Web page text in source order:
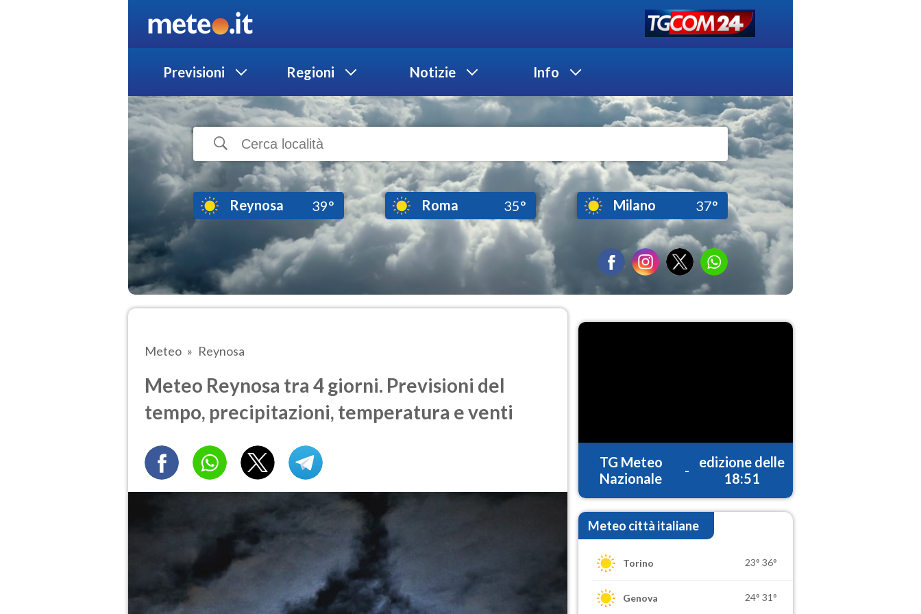
Previsioni Regioni Notizie Info
Reynosa 39° Roma 35° Milano 37°
Meteo Reynosa
Meteo Reynosa tra 4 giorni. Previsioni del
tempo, precipitazioni, temperatura e venti
TG Meteo
Nazionale
-
edizione delle
18:51
Meteo città italiane
Torino 23° 36°
Genova 24° 31°